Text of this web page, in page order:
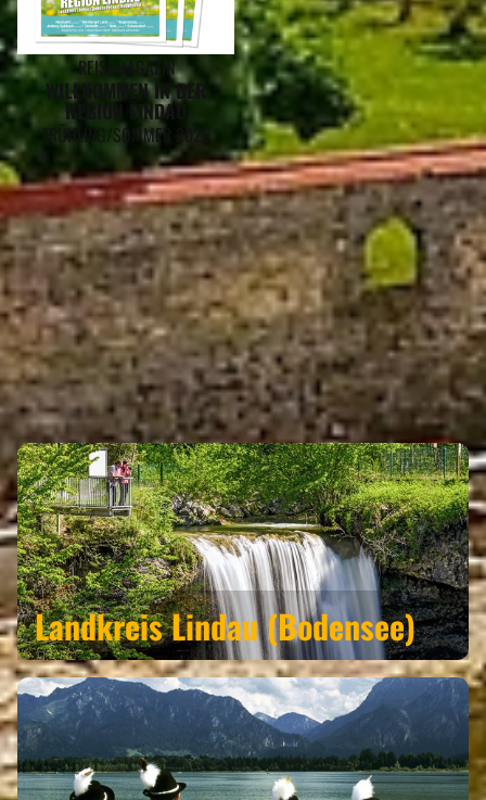
REISEMAGAZIN
WILLKOMMEN IN DER
REGION LINDAU
FRÜHLING/SOMMER 2026
WASSERBURG (BODENSEE)
GEHÖRT ZU DEN REGIONEN
Landkreis Lindau (Bodensee)